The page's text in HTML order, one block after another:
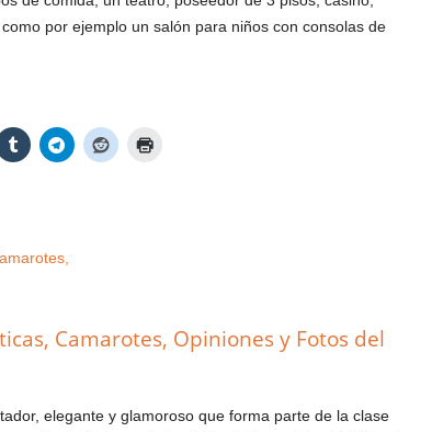
por ejemplo un salón para niños con consolas de
Camarotes, Opiniones y Fotos del
elegante y glamoroso que forma parte de la clase